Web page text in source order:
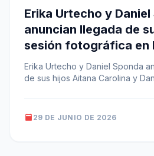
Erika Urtecho y Daniel
anuncian llegada de
sesión fotográfica en
Erika Urtecho y Daniel Sponda
de sus hijos Aitana Carolina y
29 DE JUNIO DE 2026